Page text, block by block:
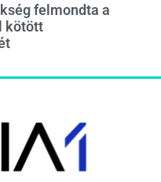
felmondta a
kötött